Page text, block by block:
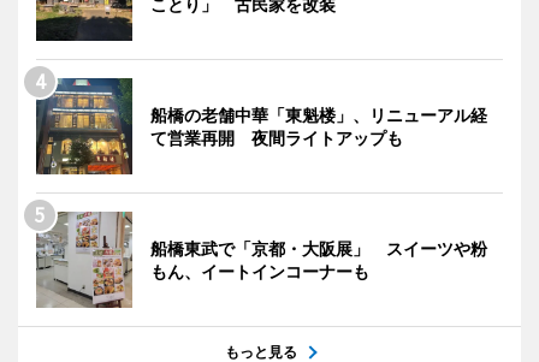
船橋の老舗中華「東魁楼」、リニューアル経
て営業再開 夜間ライトアップも
船橋東武で「京都・大阪展」 スイーツや粉
もん、イートインコーナーも
もっと見る